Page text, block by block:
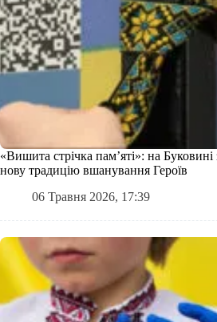
«Вишита стрічка памʼяті»: на
нову традицію вшанування Героїв
06 Травня 2026, 17:39